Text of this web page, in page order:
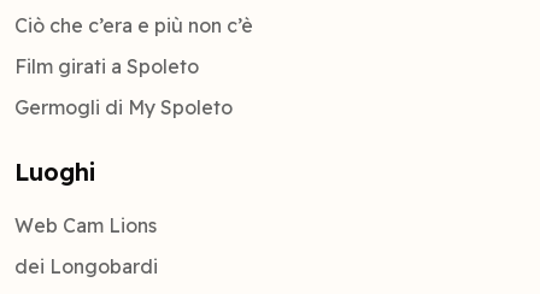
Ciò che c’era e più non c’è
Film girati a Spoleto
Germogli di My Spoleto
Luoghi
Web Cam Lions
dei Longobardi